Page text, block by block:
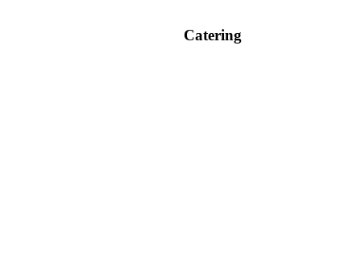
Catering